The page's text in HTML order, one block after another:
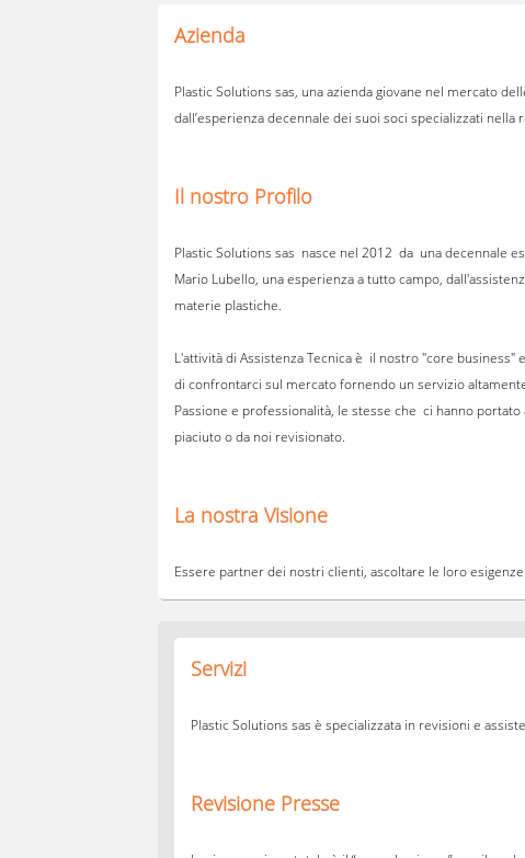
Azienda
Plastic Solutions sas, una azienda giovane nel mercato
dall’esperienza decennale dei suoi soci specializzati
Il nostro Profilo
Plastic Solutions sas nasce nel 2012 da una decennale
Mario Lubello, una esperienza a tutto campo,
materie plastiche.
L'attività di Assistenza Tecnica è il nostro "core business"
di confrontarci sul mercato fornendo un servizio
Passione e professionalità, le stesse che ci hanno
piaciuto o da noi revisionato.
La nostra Visione
Essere partner dei nostri clienti, ascoltare le loro
Servizi
Plastic Solutions sas è specializzata in revisioni e
Revisione Presse